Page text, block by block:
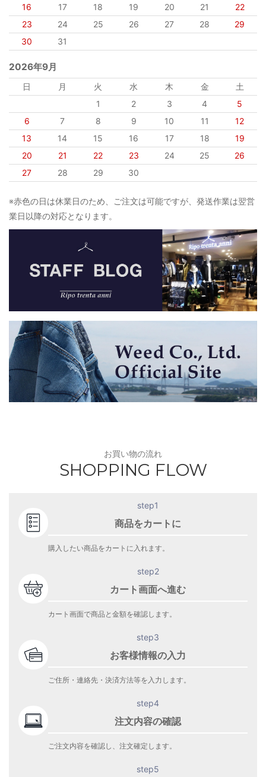
16
17 18 19 20 21
22
23
24 25 26 27 28
29
30
31
2026年9月
日 月 火 水 木 金
土
1
2 3 4
5
6
7 8 9 10 11
12
13
14 15 16 17 18
19
20
21 22 23 24 25
26
27
28 29 30
※赤色の日は休業日のため、ご注文は可能ですが、発送作業は翌営
業日以降の対応となります。
お買い物の流れ
SHOPPING FLOW
step1
商品をカートに
購入したい商品をカートに入れます。
step2
カート画面へ進む
カート画面で商品と金額を確認します。
step3
お客様情報の入力
ご住所・連絡先・決済方法等を入力します。
step4
注文内容の確認
ご注文内容を確認し、注文確定します。
step5